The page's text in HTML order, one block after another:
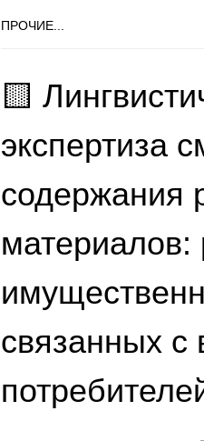
ПРОЧИЕ...
🟨
экспертиза
содержания
связанных с